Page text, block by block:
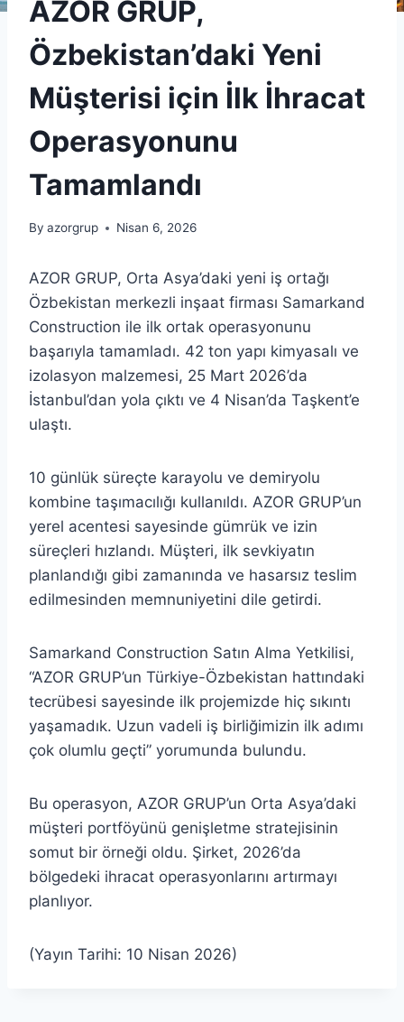
AZOR GRUP,
Özbekistan’daki Yeni
Müşterisi için İlk İhracat
Operasyonunu
Tamamlandı
By azorgrup Nisan 6, 2026
AZOR GRUP, Orta Asya’daki yeni iş ortağı
Özbekistan merkezli inşaat firması Samarkand
Construction ile ilk ortak operasyonunu
başarıyla tamamladı. 42 ton yapı kimyasalı ve
izolasyon malzemesi, 25 Mart 2026’da
İstanbul’dan yola çıktı ve 4 Nisan’da Taşkent’e
ulaştı.
10 günlük süreçte karayolu ve demiryolu
kombine taşımacılığı kullanıldı. AZOR GRUP’un
yerel acentesi sayesinde gümrük ve izin
süreçleri hızlandı. Müşteri, ilk sevkiyatın
planlandığı gibi zamanında ve hasarsız teslim
edilmesinden memnuniyetini dile getirdi.
Samarkand Construction Satın Alma Yetkilisi,
“AZOR GRUP’un Türkiye-Özbekistan hattındaki
tecrübesi sayesinde ilk projemizde hiç sıkıntı
yaşamadık. Uzun vadeli iş birliğimizin ilk adımı
çok olumlu geçti” yorumunda bulundu.
Bu operasyon, AZOR GRUP’un Orta Asya’daki
müşteri portföyünü genişletme stratejisinin
somut bir örneği oldu. Şirket, 2026’da
bölgedeki ihracat operasyonlarını artırmayı
planlıyor.
(Yayın Tarihi: 10 Nisan 2026)